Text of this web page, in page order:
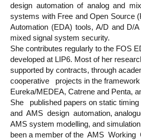
design automation of analog and
systems with Free and Open Source
Automation (EDA) tools, A/D and D/
mixed signal system security.
She contributes regularly to the FOS
developed at LIP6. Most of her
supported by contracts, through
cooperative projects in the framework
Eureka/MEDEA, Catrene and Penta,
She published papers on static
and AMS design automation,
AMS system modelling, and
been a member of the AMS Working